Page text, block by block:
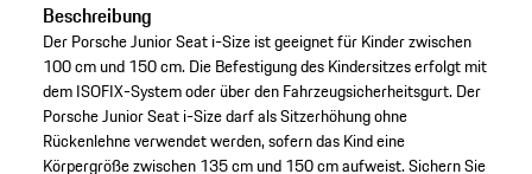
Beschreibung
Der Porsche Junior Seat i-Size ist geeignet für Kinder zwischen
100 cm und 150 cm. Die Befestigung des Kindersitzes erfolgt mit
dem ISOFIX-System oder über den Fahrzeugsicherheitsgurt. Der
Porsche Junior Seat i-Size darf als Sitzerhöhung ohne
Rückenlehne verwendet werden, sofern das Kind eine
Körpergröße zwischen 135 cm und 150 cm aufweist. Sichern Sie